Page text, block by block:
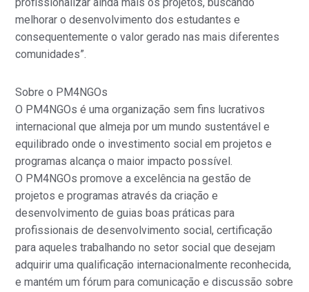
melhorar o desenvolvimento dos estudantes e
consequentemente o valor gerado nas mais diferentes
comunidades”.
Sobre o PM4NGOs
O PM4NGOs é uma organização sem fins lucrativos
internacional que almeja por um mundo sustentável e
equilibrado onde o investimento social em projetos e
programas alcança o maior impacto possível.
O PM4NGOs promove a excelência na gestão de
projetos e programas através da criação e
desenvolvimento de guias boas práticas para
profissionais de desenvolvimento social, certificação
para aqueles trabalhando no setor social que desejam
adquirir uma qualificação internacionalmente reconhecida,
e mantém um fórum para comunicação e discussão sobre